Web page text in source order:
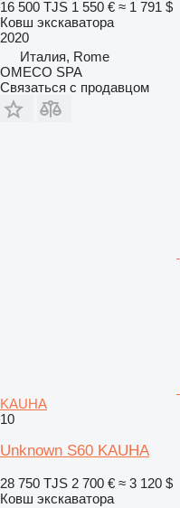
16 500 TJS 1 550 € ≈ 1 791 $
Ковш экскаватора
2020
Италия, Rome
OMECO SPA
Связаться с продавцом
KAUHA
10
Unknown S60 KAUHA
28 750 TJS 2 700 € ≈ 3 120 $
Ковш экскаватора